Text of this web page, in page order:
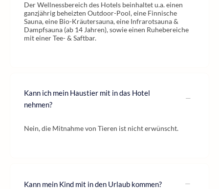
Der Wellnessbereich des Hotels beinhaltet u.a. einen
ganzjährig beheizten Outdoor-Pool, eine Finnische
Sauna, eine Bio-Kräutersauna, eine Infrarotsauna &
Dampfsauna (ab 14 Jahren), sowie einen Ruhebereiche
mit einer Tee- & Saftbar.
Kann ich mein Haustier mit in das Hotel
nehmen?
Nein, die Mitnahme von Tieren ist nicht erwünscht.
Kann mein Kind mit in den Urlaub kommen?